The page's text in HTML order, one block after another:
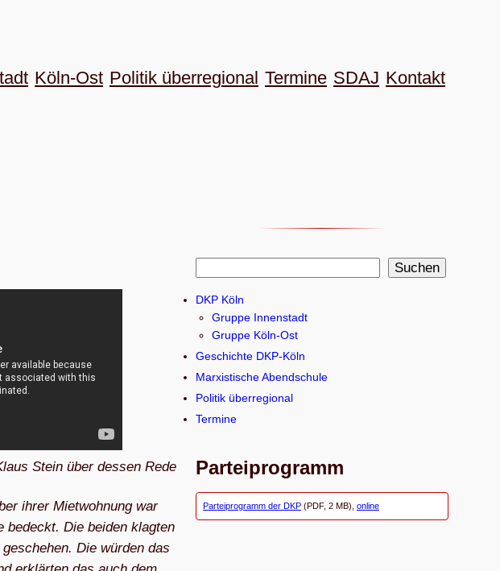
Köln-Ost Politik überregional Termine SDAJ Kon­takt
Stein über des­sen Rede
ihrer Miet­woh­nung war
bedeckt. Die bei­den klag­ten
Die wür­den das
h
e
n
Suchen
DKP Köln
Gruppe Innenstadt
Gruppe Köln-Ost
Geschichte DKP-Köln
Marxistische Abendschule
Politik überregional
Termine
Parteiprogramm
Parteiprogramm der DKP (PDF, 2 MB), online